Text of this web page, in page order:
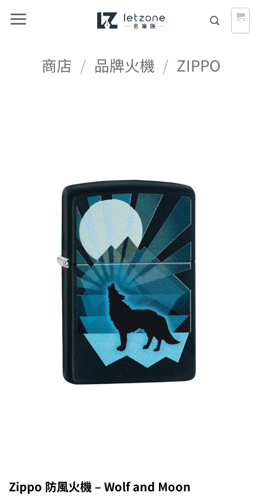
商店 / 品牌火機 / ZIPPO
Zippo 防風火機 – Wolf and Moon